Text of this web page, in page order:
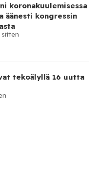
koronakuulemisessa
äänesti kongressin
sitten
tekoälyllä 16 uutta